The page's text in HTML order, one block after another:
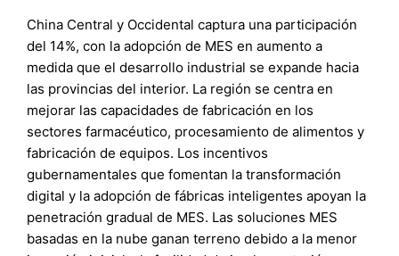
China Central y Occidental captura una participación
del 14%, con la adopción de MES en aumento a
medida que el desarrollo industrial se expande hacia
las provincias del interior. La región se centra en
mejorar las capacidades de fabricación en los
sectores farmacéutico, procesamiento de alimentos y
fabricación de equipos. Los incentivos
gubernamentales que fomentan la transformación
digital y la adopción de fábricas inteligentes apoyan la
penetración gradual de MES. Las soluciones MES
basadas en la nube ganan terreno debido a la menor